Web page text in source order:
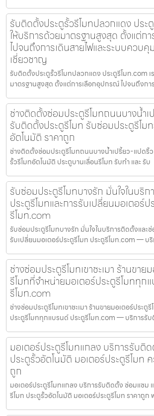
รับติดตั้งประตูรั้วรีโมทปลวกแดง ประ
ให้บริการด้วยมาตรฐานสูงสุด ตั้งแต่ก
ไปจนถึงการเดินสายไฟและระบบควบ
เชี่ยวชาญ
รับติดตั้งประตูรั้วรีโมทปลวกแดง ประตูรีโมท.com เ
มาตรฐานสูงสุด ตั้งแต่การเลือกอุปกรณ์ ไปจนถึงกา
ช่างติดตั้งซ่อมประตูรีโมทถนนบางน้ำ
รับติดตั้งประตูรีโมท รับซ่อมประตูรีโม
อัตโนมัติ ราคาถูก
ช่างติดตั้งซ่อมประตูรีโมทถนนบางน้ำเปรี้ยว-แปดริ้
รั้วรีโมทอัตโนมัติ ประตูบานเลื่อนรีโมท รับทำ และ รับ
รับซ่อมประตูรีโมทบางรัก มั่นใจในบริ
ประตูรีโมทและการรับเปลี่ยนมอเตอร์ป
รีโมท.com
รับซ่อมประตูรีโมทบางรัก มั่นใจในบริการติดตั้งและซ่
รับเปลี่ยนมอเตอร์ประตูรีโมท ประตูรีโมท.com — บริ
ช่างซ่อมประตูรีโมทเขาชะเมา ร้านขาย
รีโมทที่จำหน่ายมอเตอร์ประตูรีโมททุก
รีโมท.com
ช่างซ่อมประตูรีโมทเขาชะเมา ร้านขายมอเตอร์ประตู
ประตูรีโมททุกแบรนด์ ประตูรีโมท.com — บริการรั
มอเตอร์ประตูรีโมทแกลง บริการรับติ
ประตูรั้วอัตโนมัติ มอเตอร์ประตูรีโมท
ถูก
มอเตอร์ประตูรีโมทแกลง บริการรับติดตั้ง ซ่อมแซม
รีโมท ประตูรั้วอัตโนมัติ มอเตอร์ประตูรีโมท ราคาถูก